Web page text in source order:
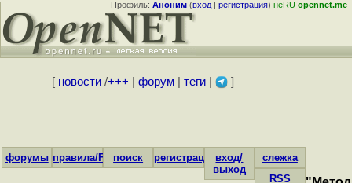
Профиль:Аноним(вход|регистрация)неRUopennet.me
[ новости/+++ форум| теги| ]
форумы правила/FAQпоиск регистрациявход/
выход
слежка
RSS